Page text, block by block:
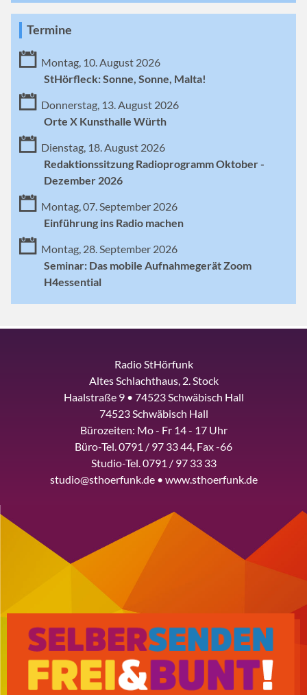
Termine
Montag, 10. August 2026
StHörfleck: Sonne, Sonne, Malta!
Donnerstag, 13. August 2026
Orte X Kunsthalle Würth
Dienstag, 18. August 2026
Redaktionssitzung Radioprogramm Oktober -
Dezember 2026
Montag, 07. September 2026
Einführung ins Radio machen
Montag, 28. September 2026
Seminar: Das mobile Aufnahmegerät Zoom
H4essential
Radio StHörfunk
Altes Schlachthaus, 2. Stock
Haalstraße 9 • 74523 Schwäbisch Hall
74523 Schwäbisch Hall
Bürozeiten: Mo - Fr 14 - 17 Uhr
Büro-Tel. 0791 / 97 33 44, Fax -66
Studio-Tel. 0791 / 97 33 33
studio@sthoerfunk.de • www.sthoerfunk.de